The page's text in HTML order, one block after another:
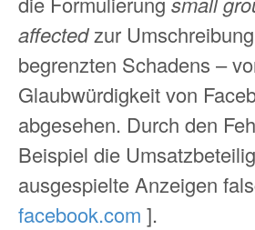
affectedzur
begrenzten Schadens –
Glaubwürdigkeit von
abgesehen. Durch den
Beispiel die
ausgespielte Anzeigen
facebook.com ].